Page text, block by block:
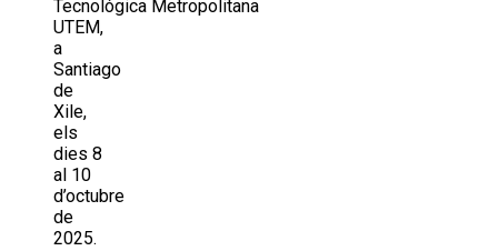
Tecnológica Metropolitana
UTEM,
a
Santiago
de
Xile,
els
dies 8
al 10
d’octubre
de
2025.